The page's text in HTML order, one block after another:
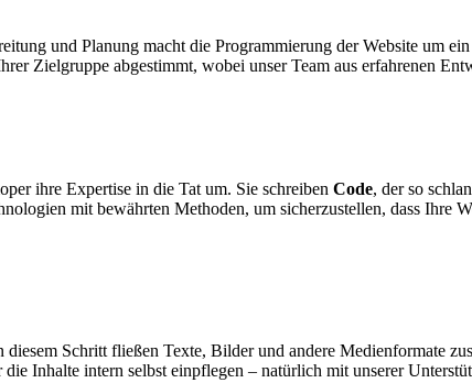
und Planung macht die Programmierung der Website um
Zielgruppe abgestimmt, wobei unser Team aus erfahrenen
ihre Expertise in die Tat um. Sie schreiben Code, der so
mit bewährten Methoden, um sicherzustellen, dass Ihre
diesem Schritt fließen Texte, Bilder und andere Medienformate
Inhalte intern selbst einpflegen – natürlich mit unserer